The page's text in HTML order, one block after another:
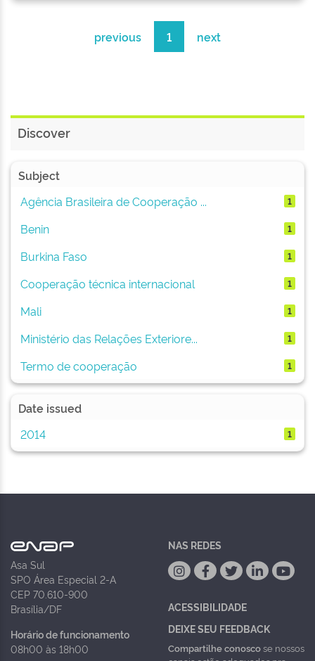
previous 1 next
Discover
Subject
Agência Brasileira de Cooperação ...
1
Benin 1
Burkina Faso 1
Cooperação técnica internacional 1
Mali 1
Ministério das Relações Exteriore... 1
Termo de cooperação 1
Date issued
2014
1
Asa Sul
SPO Área Especial 2-A
CEP 70.610-900
Brasília/DF
Horário de funcionamento
08h00 às 18h00
NAS REDES
ACESSIBILIDADE
DEIXE SEU FEEDBACK
Compartilhe conoscose nossos